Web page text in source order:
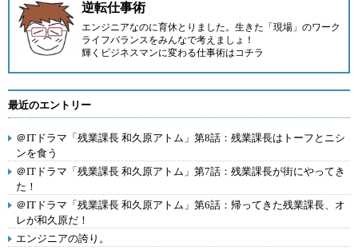
逆転仕事術
エンジニアなのに育休とりました。生きた「現場」のワーク
ライフバランスをみんなで考えましょ！
輝くビジネスマンに変わる仕事術はコチラ
最近のエントリー
＠ITドラマ「残業課長 和久原アトム」第8話：残業課長はトーフとニシ
ンを食う
＠ITドラマ「残業課長 和久原アトム」第7話：残業課長が街にやってき
た！
＠ITドラマ「残業課長 和久原アトム」第6話：帰ってきた残業課長、オ
レが和久原だ！
エンジニアの誇り。